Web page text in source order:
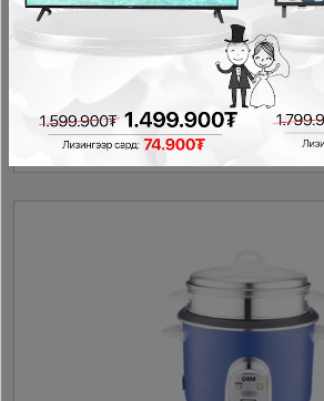
Будаа агшаагч, битүү чанагч, өндөг чанагч
129,900₮
94,900₮